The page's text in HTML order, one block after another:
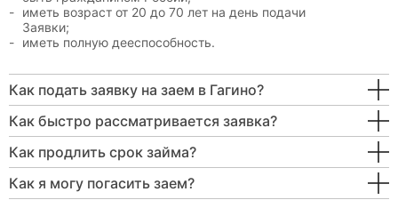
иметь возраст от 20 до 70 лет на день подачи
Заявки;
иметь полную дееспособность.
Как подать заявку на заем в Гагино?
Как быстро рассматривается заявка?
Как продлить срок займа?
Как я могу погасить заем?